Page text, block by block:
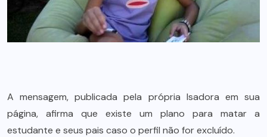
A mensagem, publicada pela própria Isadora em sua
página, afirma que existe um plano para matar a
estudante e seus pais caso o perfil não for excluído.